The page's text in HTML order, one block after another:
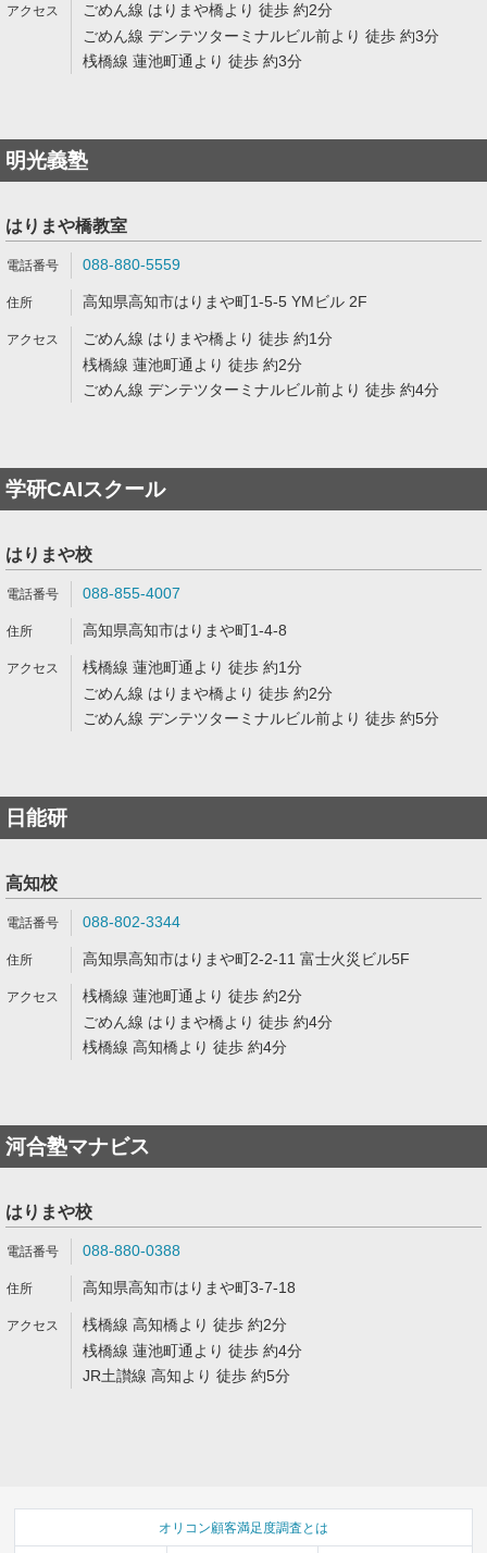
ごめん線 はりまや橋より 徒歩 約2分
ごめん線 デンテツターミナルビル前より 徒歩 約3分
桟橋線 蓮池町通より 徒歩 約3分
明光義塾
はりまや橋教室
088-880-5559
高知県高知市はりまや町1-5-5 YMビル 2F
ごめん線 はりまや橋より 徒歩 約1分
桟橋線 蓮池町通より 徒歩 約2分
ごめん線 デンテツターミナルビル前より 徒歩 約4分
学研CAIスクール
はりまや校
088-855-4007
高知県高知市はりまや町1-4-8
桟橋線 蓮池町通より 徒歩 約1分
ごめん線 はりまや橋より 徒歩 約2分
ごめん線 デンテツターミナルビル前より 徒歩 約5分
日能研
高知校
088-802-3344
高知県高知市はりまや町2-2-11 富士火災ビル5F
桟橋線 蓮池町通より 徒歩 約2分
ごめん線 はりまや橋より 徒歩 約4分
桟橋線 高知橋より 徒歩 約4分
河合塾マナビス
はりまや校
088-880-0388
高知県高知市はりまや町3-7-18
桟橋線 高知橋より 徒歩 約2分
桟橋線 蓮池町通より 徒歩 約4分
JR土讃線 高知より 徒歩 約5分
オリコン顧客満足度調査とは